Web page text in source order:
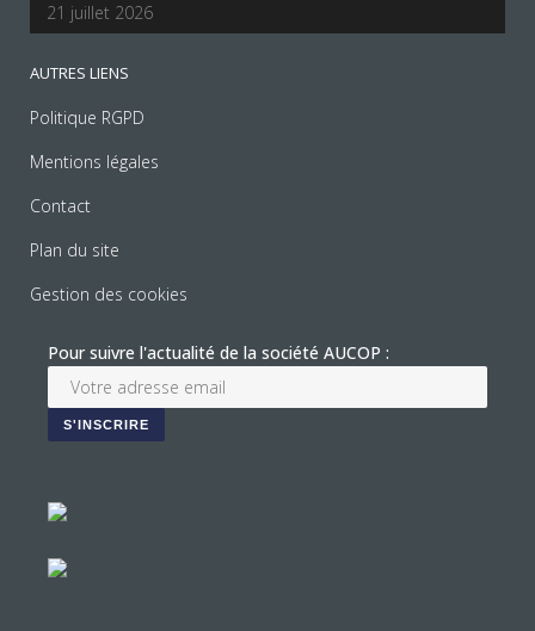
21 juillet 2026
AUTRES LIENS
Politique RGPD
Mentions légales
Contact
Plan du site
Gestion des cookies
Pour suivre l'actualité de la société AUCOP :